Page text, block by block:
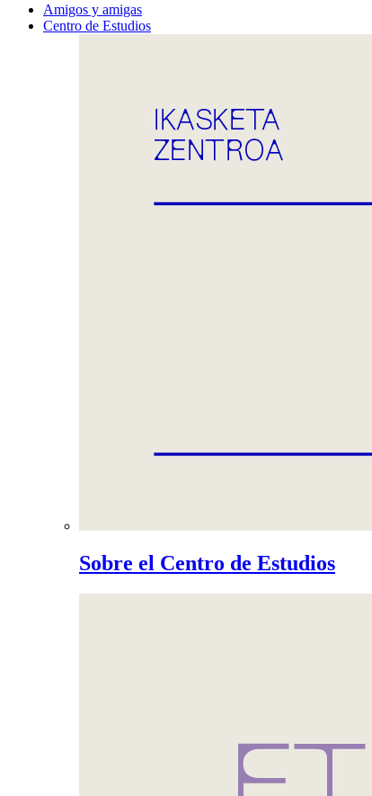
Amigos y amigas
Centro de Estudios
Sobre el Centro de Estudios